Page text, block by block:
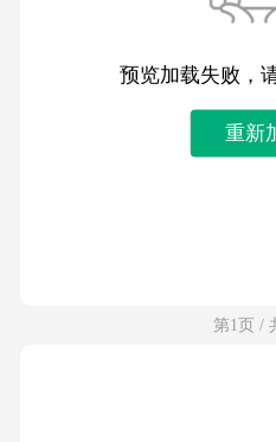
预览加载失败，
重新
第1页 /